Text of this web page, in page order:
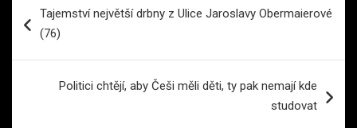
proTajemství největší drbny z Ulice Jaroslavy Obermaierové
(76)
Politici chtějí, aby Češi měli děti, ty pak nemají kde
studovat